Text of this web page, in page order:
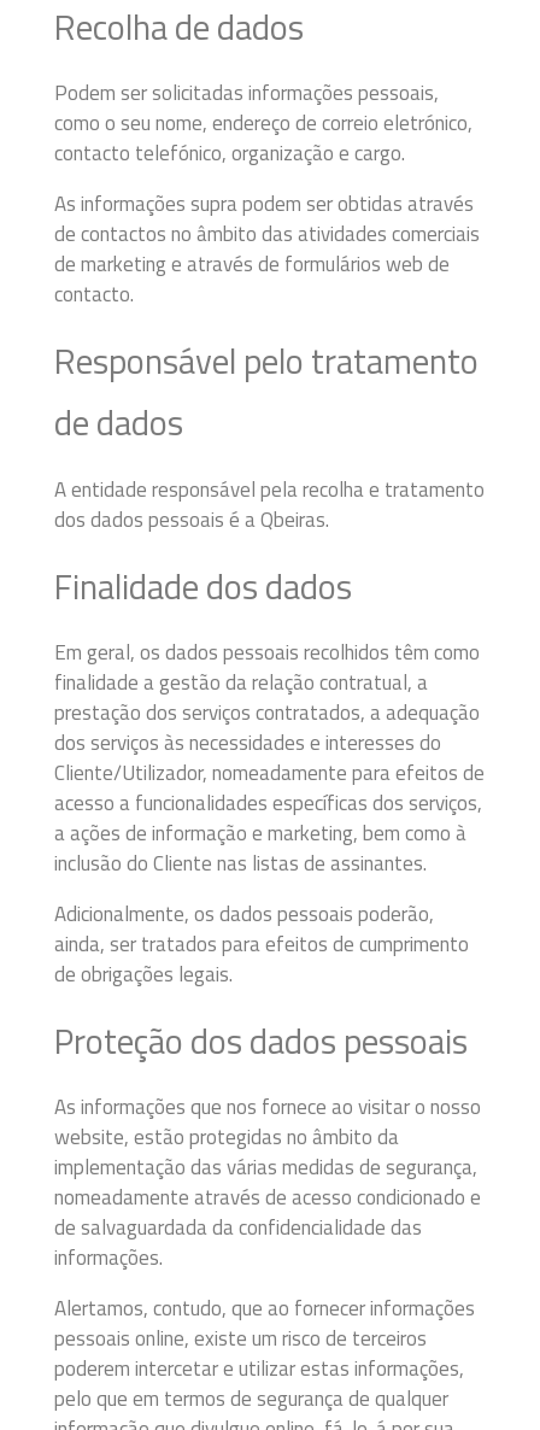
Recolha de dados
Podem ser solicitadas informações pessoais,
como o seu nome, endereço de correio eletrónico,
contacto telefónico, organização e cargo.
As informações supra podem ser obtidas através
de contactos no âmbito das atividades comerciais
de marketing e através de formulários web de
contacto.
Responsável pelo tratamento
de dados
A entidade responsável pela recolha e tratamento
dos dados pessoais é a Qbeiras.
Finalidade dos dados
Em geral, os dados pessoais recolhidos têm como
finalidade a gestão da relação contratual, a
prestação dos serviços contratados, a adequação
dos serviços às necessidades e interesses do
Cliente/Utilizador, nomeadamente para efeitos de
acesso a funcionalidades específicas dos serviços,
a ações de informação e marketing, bem como à
inclusão do Cliente nas listas de assinantes.
Adicionalmente, os dados pessoais poderão,
ainda, ser tratados para efeitos de cumprimento
de obrigações legais.
Proteção dos dados pessoais
As informações que nos fornece ao visitar o nosso
website, estão protegidas no âmbito da
implementação das várias medidas de segurança,
nomeadamente através de acesso condicionado e
de salvaguardada da confidencialidade das
informações.
Alertamos, contudo, que ao fornecer informações
pessoais online, existe um risco de terceiros
poderem intercetar e utilizar estas informações,
pelo que em termos de segurança de qualquer